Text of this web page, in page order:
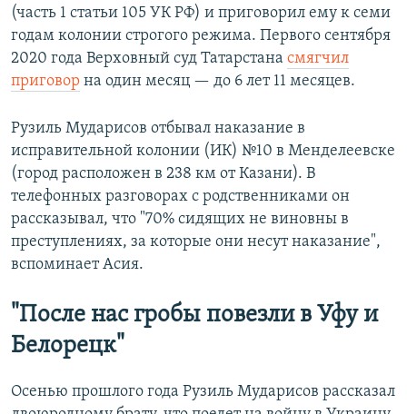
(часть 1 статьи 105 УК РФ) и приговорил ему к семи
годам колонии строгого режима. Первого сентября
2020 года Верховный суд Татарстана смягчил
приговор на один месяц — до 6 лет 11 месяцев.
Рузиль Мударисов отбывал наказание в
исправительной колонии (ИК) №10 в Менделеевске
(город расположен в 238 км от Казани). В
телефонных разговорах с родственниками он
рассказывал, что "70% сидящих не виновны в
преступлениях, за которые они несут наказание",
вспоминает Асия.
"После нас гробы повезли в Уфу и
Белорецк"
Осенью прошлого года Рузиль Мударисов рассказал